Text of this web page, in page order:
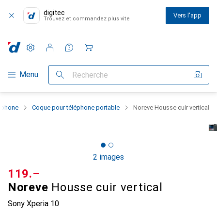
digitec
Trouvez et commandez plus vite Vers l'app
Navigation par catégorie
Menu Recherche
Paramètres
Compte client
Listes de comparaison
Listes d'envies
Panier
Coque pour téléphone portable Noreve Housse cuir vertical
2 images
Noreve Housse cuir vertical
Sony Xperia 10
CHF
119.–